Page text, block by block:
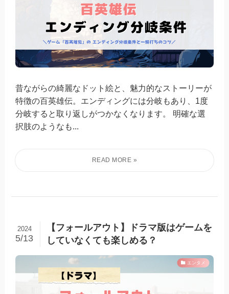
昔ながらの綺麗なドット絵と、魅力的なストーリーが
特徴の百英雄伝。エンディングには分岐もあり、1度
分岐すると取り返しがつかなくなります。 明確な選
択肢のようなも...
【フォールアウト】ドラマ版はゲームを
していなくても楽しめる？
2024
5/13
エンタメ